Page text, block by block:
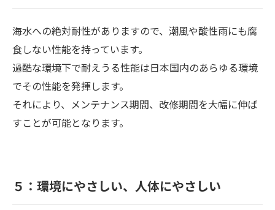
海水への絶対耐性がありますので、潮風や酸性雨にも腐
食しない性能を持っています。
過酷な環境下で耐えうる性能は日本国内のあらゆる環境
でその性能を発揮します。
それにより、メンテナンス期間、改修期間を大幅に伸ば
すことが可能となります。
５：環境にやさしい、人体にやさしい